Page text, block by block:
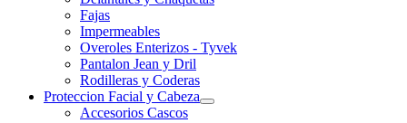
Fajas
Impermeables
Overoles Enterizos - Tyvek
Pantalon Jean y Dril
Rodilleras y Coderas
Proteccion Facial y Cabeza
Accesorios Cascos